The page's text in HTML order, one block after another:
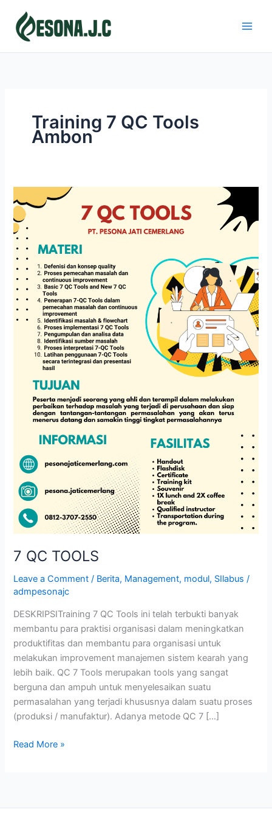
content
Training 7 QC Tools
Ambon
7 QC TOOLS
Leave a Comment / Berita, Management, modul, SIlabus /
admpesonajc
DESKRIPSITraining 7 QC Tools ini telah terbukti banyak
membantu para praktisi organisasi dalam meningkatkan
produktifitas dan membantu para organisasi untuk
melakukan improvement manajemen sistem kearah yang
lebih baik. QC 7 Tools merupakan tools yang sangat
berguna dan ampuh untuk menyelesaikan suatu
permasalahan yang terjadi khususnya dalam suatu proses
(produksi / manufaktur). Adanya metode QC 7 […]
QC
TOOLS
Read More »